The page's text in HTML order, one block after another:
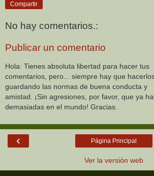
Compartir
No hay comentarios.:
Publicar un comentario
Hola: Tienes absoluta libertad para hacer tus
comentarios, pero... siempre hay que
guardando las normas de buena conducta y
amistad. ¡Sin agresiones, por favor, que ya
demasiadas en el mundo! Gracias.
‹ Página Principal
Ver la versión web